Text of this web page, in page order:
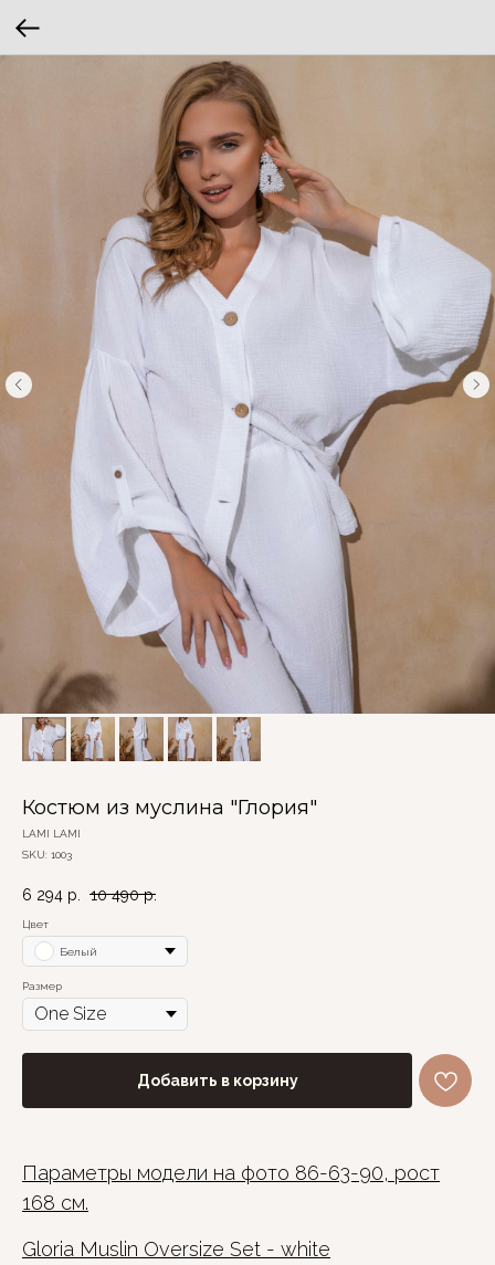
Костюм из муслина "Глория"
LAMI LAMI
SKU: 1003
6 294 р. 10 490 р.
Цвет
Белый
Размер
Добавить в корзину
Параметры модели на фото 86-63-90, рост
168 см.
Gloria Muslin Oversize Set - white